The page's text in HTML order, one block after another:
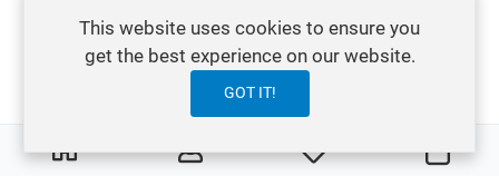
My Wishlist Carro
Poncho Northcore de
toalla para la playa
Poncho Northcore de
toalla para la playa
This website uses cookies to ensure you
get the best experience on our website.
GOT IT!